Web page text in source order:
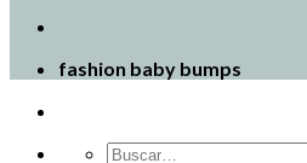
fashion baby bumps